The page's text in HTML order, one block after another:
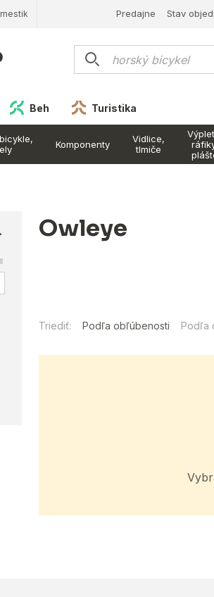
Predajne Stav
Beh Turistika
Komponenty
Vidlice,
tlmiče
Owleye
Triediť: Podľa obľúbenosti Podľa